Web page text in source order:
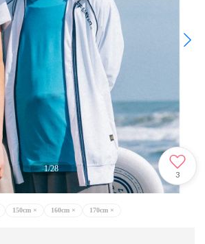
1/28
3
150cm × 160cm × 170cm ×